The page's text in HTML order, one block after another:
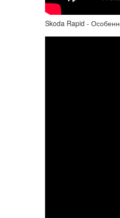
Skoda Rapid -